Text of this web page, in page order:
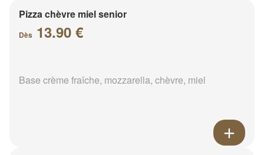
Pizza chèvre miel senior
Dès 13.90 €
Base crème fraîche, mozzarella, chèvre, miel